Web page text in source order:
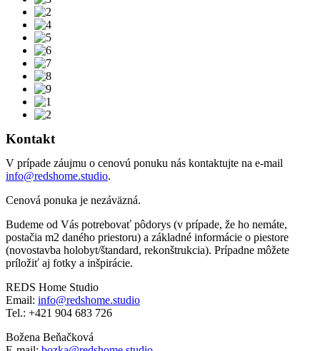
Kontakt
V prípade záujmu o cenovú ponuku nás kontaktujte na e-mail
info@redshome.studio.
Cenová ponuka je nezáväzná.
Budeme od Vás potrebovať pôdorys (v prípade, že ho nemáte,
postačia m2 daného priestoru) a základné informácie o piestore
(novostavba holobyt/štandard, rekonštrukcia). Prípadne môžete
príložiť aj fotky a inšpirácie.
REDS Home Studio
Email: info@redshome.studio
Tel.: +421 904 683 726
Božena Beňačková